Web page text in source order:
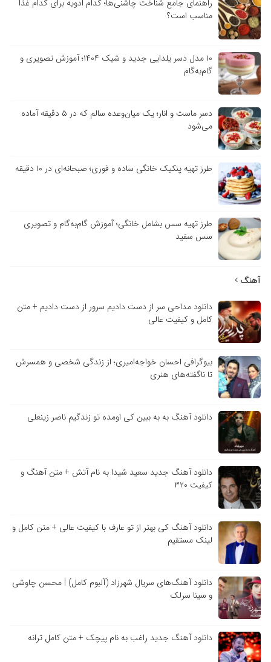
راهنمای جامع شناخت چاشنی‌ها؛ کدام ادویه برای کدام غذا
مناسب است؟
۱۰ مدل دسر یلدایی جدید و شیک ۱۴۰۴؛ آموزش تصویری و
گام‌به‌گام
دسر ماست و انار؛ یک میان‌وعده سالم که در ۵ دقیقه آماده
می‌شود
طرز تهیه پنکیک خانگی ساده و فوری؛ صبحانه‌ای در ۱۰ دقیقه
طرز تهیه سس بشامل خانگی؛ آموزش گام‌به‌گام و تصویری
سس سفید
آهنگ
دانلود مداحی سر از دست دادیم سرور از دست دادیم + متن
کامل و کیفیت عالی
بیوگرافی احسان خواجه‌امیری؛ از زندگی شخصی و همسرش
تا ناگفته‌های هنری
دانلود آهنگ به به ببین کی اومده تو زندگیم ناصر زینعلی
دانلود آهنگ جدید سعید شیدا به نام آتش + متن آهنگ و
کیفیت ۳۲۰
دانلود آهنگ کی بهتر از تو عارف با کیفیت عالی + متن کامل و
لینک مستقیم
دانلود آهنگ‌های سریال شهرزاد (آلبوم کامل) | محسن چاوشی
و سینا سرلک
دانلود آهنگ جدید راغب به نام پیچک + متن کامل ترانه